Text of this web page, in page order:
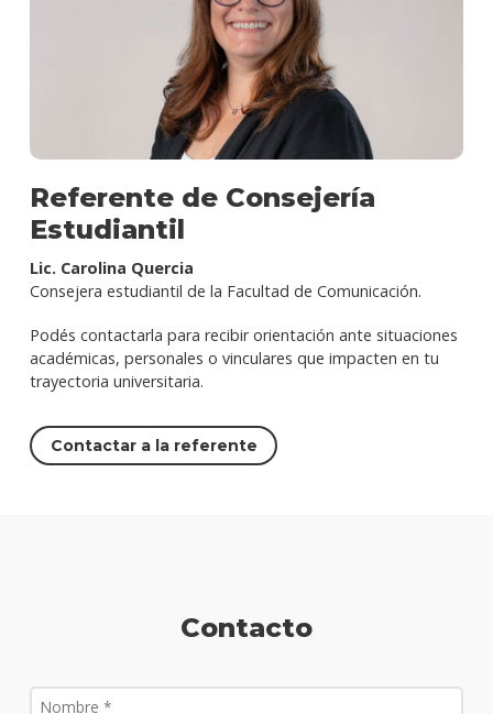
Referente de Consejería
Estudiantil
Lic. Carolina Quercia
Consejera estudiantil de la Facultad de Comunicación.
Podés contactarla para recibir orientación ante situaciones
académicas, personales o vinculares que impacten en tu
trayectoria universitaria.
Contactar a la referente
Contacto